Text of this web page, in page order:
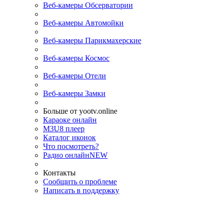
Веб-камеры Обсерватории
Веб-камеры Автомойки
Веб-камеры Парикмахерские
Веб-камеры Космос
Веб-камеры Отели
Веб-камеры Замки
Больше от yootv.online
Караоке онлайн
M3U8 плеер
Каталог иконок
Что посмотреть?
Радио онлайнNEW
Контакты
Сообщить о проблеме
Написать в поддержку